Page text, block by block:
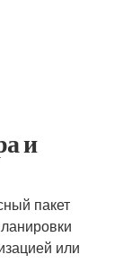
и
пакет
или